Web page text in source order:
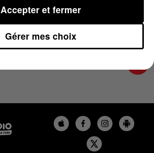
Gérer mes choix
Accepter et fermer